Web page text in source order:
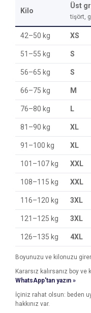
Kilo
Üst
tişört,
42–50 kg XS
51–55 kg S
56–65 kg S
66–75 kg M
76–80 kg L
81–90 kg XL
91–100 kg XL
101–107 kg XXL
108–115 kg XXL
116–120 kg 3XL
121–125 kg 3XL
126–135 kg 4XL
Boyunuzu ve kilonuzu
Kararsız kalırsanız boy
WhatsApp'tan yazın »
İçiniz rahat olsun: beden
hakkınız var.